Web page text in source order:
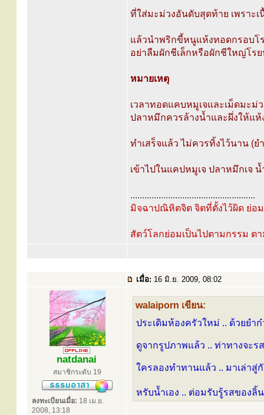
ที่ใส่มะม่วงอันดับสุดท้าย เพราะ
แล้วนำพริกขี้หนูแห้งทอดกรอบโ
อย่าลืมผักชีเล็กหรือผักชีใหญ่โร
หมายเหตุ
เวลาทอดแคบหมูเจและเม็ดมะ
ปลาหมึกควรล้างน้ำและผึ่งให้แ
ทำเสร็จแล้ว ไม่ควรทิ้งไว้นาน (ย
เข้าไปในแคปหมูเจ ปลาหมึกเจ
.....................................................
มิจฉาปณิหิตจิต จิตที่ตั้งไว้ผิด ย่อ
สัตว์โลกย่อมเป็นไปตามกรรม ต
เมื่อ: 16 มิ.ย. 2009, 08:02
natdanai
สมาชิกระดับ 19
ลงทะเบียนเมื่อ: 18 เม.ย.
2008, 13:18
walaiporn เขียน:
ประเดิมห้องครัวใหม่ .. ด้วยยำก๋
ดูจากรูปภาพแล้ว .. ท่าทางจะร
ใครลองทำทานแล้ว .. มาเล่าสู่
หรับน้ำเอง .. ต่อมรับรู้รสของลิ้